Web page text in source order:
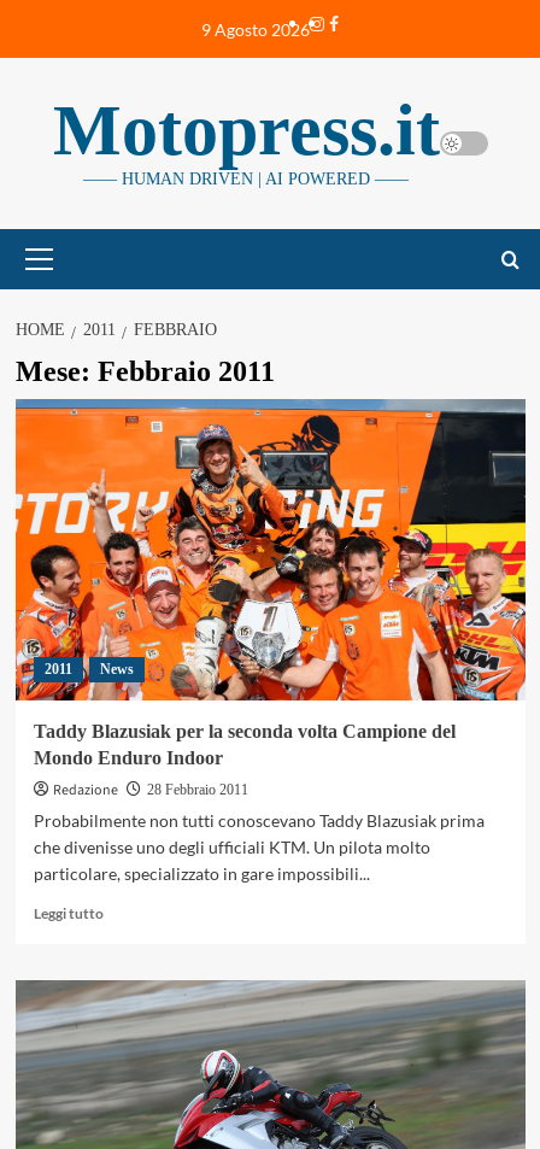
9 Agosto 2026Instagram
Facebook
Motopress.it
—— HUMAN DRIVEN | AI POWERED ——
principale
HOME 2011 FEBBRAIO
Mese: Febbraio 2011
2011 News
Taddy Blazusiak per la seconda volta Campione del
Mondo Enduro Indoor
Redazione
28 Febbraio 2011
Probabilmente non tutti conoscevano Taddy Blazusiak prima
che divenisse uno degli ufficiali KTM. Un pilota molto
particolare, specializzato in gare impossibili...
Leggi tuttoLeggi
su
Taddy
Blazusiak
per
seconda
volta
Campione